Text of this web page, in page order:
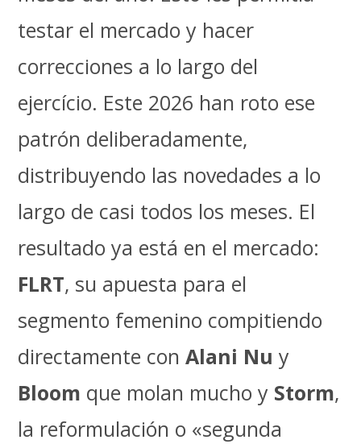
testar el mercado y hacer
correcciones a lo largo del
ejercício. Este 2026 han roto ese
patrón deliberadamente,
distribuyendo las novedades a lo
largo de casi todos los meses. El
resultado ya está en el mercado:
FLRT, su apuesta para el
segmento femenino compitiendo
directamente conAlani Nu y
Bloom que molan mucho y Storm,
la reformulación o «segunda